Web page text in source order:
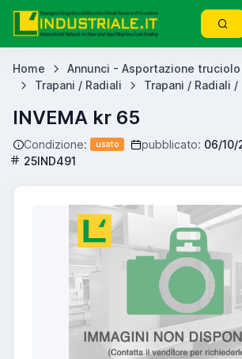
Home Annunci - Asportazione truciolo
Trapani / Radiali
Trapani / Radiali /
INVEMA kr 65
Condizione: usato pubblicato: 06/10/
25IND491